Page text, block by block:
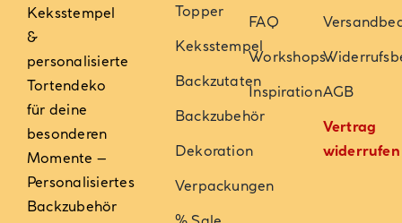
Keksstempel
&
personalisierte
Tortendeko
für deine
besonderen
Momente –
Personalisiertes
Backzubehör
Topper
Keksstempel
Backzutaten
Backzubehör
Dekoration
Verpackungen
FAQ
Workshops
InspirationAGB
Vertrag
widerrufen